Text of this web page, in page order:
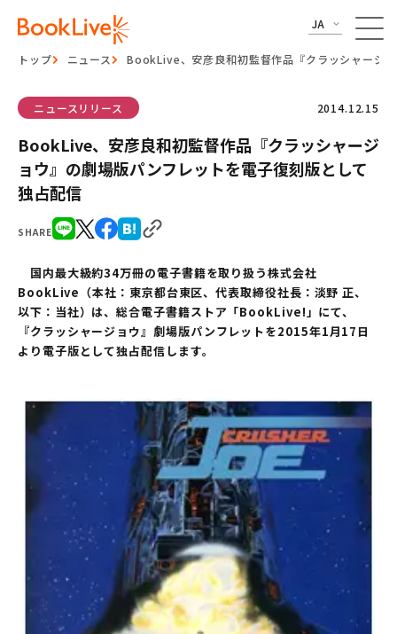
JA
トップ ニュース BookLive、安彦良和初監督作品『クラッシャージ
SHARE
ニュースリリース 2014.12.15
BookLive、安彦良和初監督作品『クラッシャージ
ョウ』の劇場版パンフレットを電子復刻版として
独占配信
国内最大級約34万冊の電子書籍を取り扱う株式会社
BookLive（本社：東京都台東区、代表取締役社長：淡野 正、
以下：当社）は、総合電子書籍ストア「BookLive!」にて、
『クラッシャージョウ』劇場版パンフレットを2015年1月17日
より電子版として独占配信します。